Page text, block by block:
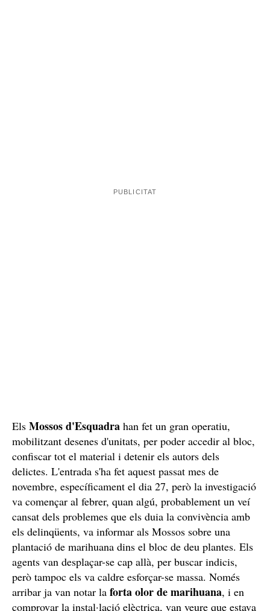
Els Mossos d'Esquadra han fet un gran operatiu,
mobilitzant desenes d'unitats, per poder accedir al bloc,
confiscar tot el material i detenir els autors dels
delictes. L'entrada s'ha fet aquest passat mes de
novembre, específicament el dia 27, però la investigació
va començar al febrer, quan algú, probablement un veí
cansat dels problemes que els duia la convivència amb
els delinqüents, va informar als Mossos sobre una
plantació de marihuana dins el bloc de deu plantes. Els
agents van desplaçar-se cap allà, per buscar indicis,
però tampoc els va caldre esforçar-se massa. Només
arribar ja van notar la forta olor de marihuana, i en
comprovar la instal·lació elèctrica, van veure que estava